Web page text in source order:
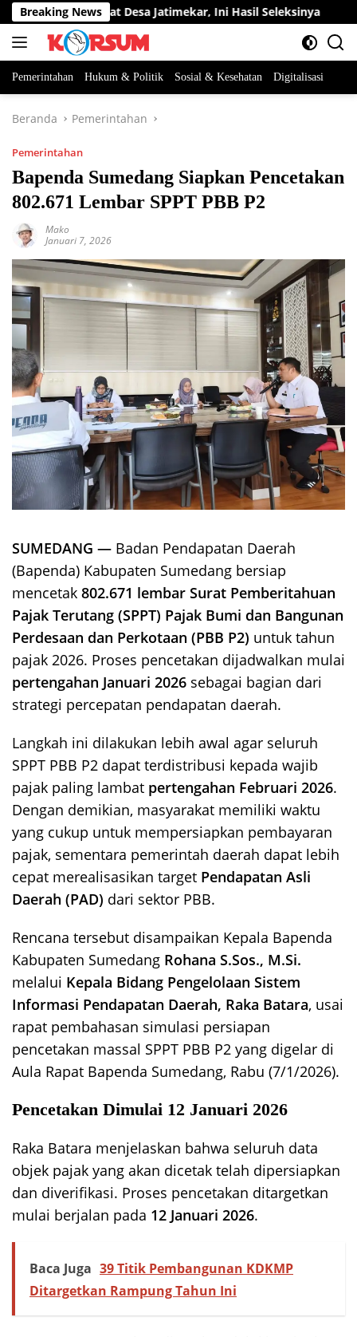
Langsung
ke
konten
Breaking News
Perangkat Desa Jatimekar, Ini Hasil Seleksinya
Pemerintahan Hukum & Politik Sosial & Kesehatan Digitalisasi
Beranda Pemerintahan
Pemerintahan
Bapenda Sumedang Siapkan Pencetakan
802.671 Lembar SPPT PBB P2
Mako
Januari 7, 2026
SUMEDANG — Badan Pendapatan Daerah
(Bapenda) Kabupaten Sumedang bersiap
mencetak 802.671 lembar Surat Pemberitahuan
Pajak Terutang (SPPT) Pajak Bumi dan Bangunan
Perdesaan dan Perkotaan (PBB P2) untuk tahun
pajak 2026. Proses pencetakan dijadwalkan mulai
pertengahan Januari 2026 sebagai bagian dari
strategi percepatan pendapatan daerah.
Langkah ini dilakukan lebih awal agar seluruh
SPPT PBB P2 dapat terdistribusi kepada wajib
pajak paling lambat pertengahan Februari 2026.
Dengan demikian, masyarakat memiliki waktu
yang cukup untuk mempersiapkan pembayaran
pajak, sementara pemerintah daerah dapat lebih
cepat merealisasikan target Pendapatan Asli
Daerah (PAD) dari sektor PBB.
Rencana tersebut disampaikan Kepala Bapenda
Kabupaten Sumedang Rohana S.Sos., M.Si.
melalui Kepala Bidang Pengelolaan Sistem
Informasi Pendapatan Daerah, Raka Batara, usai
rapat pembahasan simulasi persiapan
pencetakan massal SPPT PBB P2 yang digelar di
Aula Rapat Bapenda Sumedang, Rabu (7/1/2026).
Pencetakan Dimulai 12 Januari 2026
Raka Batara menjelaskan bahwa seluruh data
objek pajak yang akan dicetak telah dipersiapkan
dan diverifikasi. Proses pencetakan ditargetkan
mulai berjalan pada 12 Januari 2026.
Baca Juga 39 Titik Pembangunan KDKMP
Ditargetkan Rampung Tahun Ini